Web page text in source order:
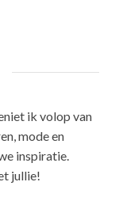
ik volop van
mode en
inspiratie.
jullie!